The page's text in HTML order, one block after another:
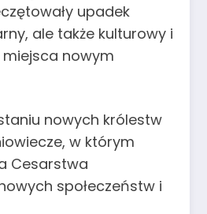
upadek
ale także kulturowy i
nowym
nowych królestw
w którym
Cesarstwa
społeczeństw i